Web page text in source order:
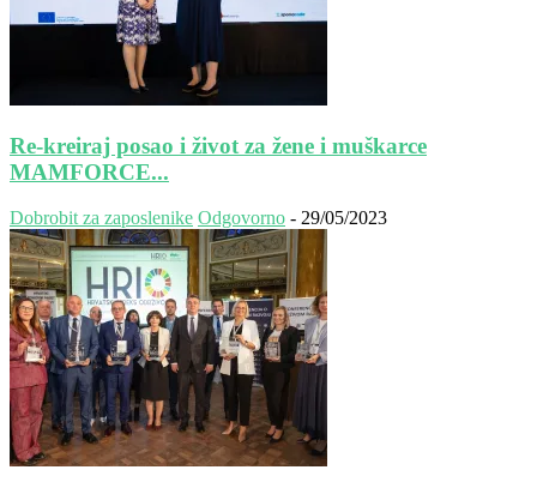
Re-kreiraj posao i život za žene i muškarce
MAMFORCE...
Dobrobit za zaposlenike Odgovorno - 29/05/2023